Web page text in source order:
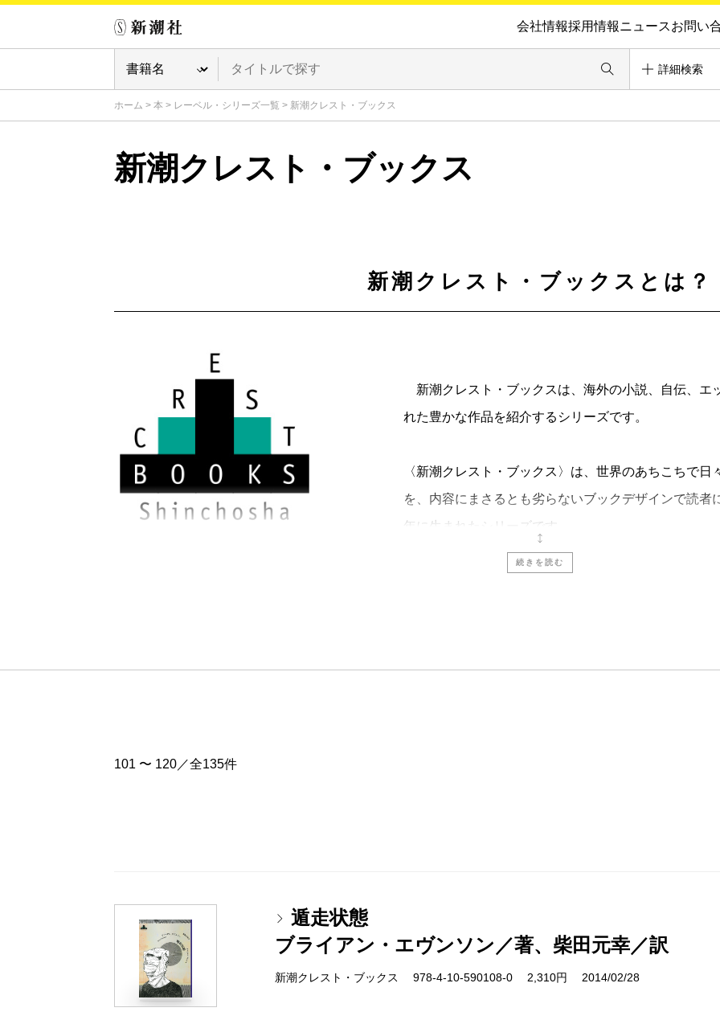
会社情報採用情報ニュースお問い
詳細検索
ホーム > 本 > レーベル・シリーズ一覧 > 新潮クレスト・ブックス
新潮クレスト・ブックス
新潮クレスト・ブックスとは？
新潮クレスト・ブックスは、海外の小説、自伝、エ
れた豊かな作品を紹介するシリーズです。
〈新潮クレスト・ブックス〉は、世界のあちこちで
を、内容にまさるとも劣らないブックデザインで読
年に生まれたシリーズです。
えてきました。そして最終的に、本文用紙にはフィ
続きを読む
101 〜 120／全135件
遁走状態
ブライアン・エヴンソン／著、柴田元幸／訳
新潮クレスト・ブックス 978-4-10-590108-0 2,310円 2014/02/28